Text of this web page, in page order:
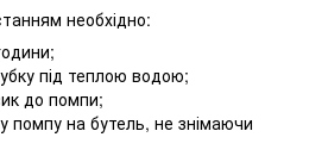
необхідно:
під теплою водою;
до помпи;
помпу на бутель, не знімаючи